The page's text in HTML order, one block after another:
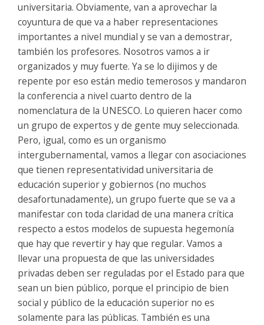
universitaria. Obviamente, van a aprovechar la
coyuntura de que va a haber representaciones
importantes a nivel mundial y se van a demostrar,
también los profesores. Nosotros vamos a ir
organizados y muy fuerte. Ya se lo dijimos y de
repente por eso están medio temerosos y mandaron
la conferencia a nivel cuarto dentro de la
nomenclatura de la UNESCO. Lo quieren hacer como
un grupo de expertos y de gente muy seleccionada.
Pero, igual, como es un organismo
intergubernamental, vamos a llegar con asociaciones
que tienen representatividad universitaria de
educación superior y gobiernos (no muchos
desafortunadamente), un grupo fuerte que se va a
manifestar con toda claridad de una manera crítica
respecto a estos modelos de supuesta hegemonía
que hay que revertir y hay que regular. Vamos a
llevar una propuesta de que las universidades
privadas deben ser reguladas por el Estado para que
sean un bien público, porque el principio de bien
social y público de la educación superior no es
solamente para las públicas. También es una